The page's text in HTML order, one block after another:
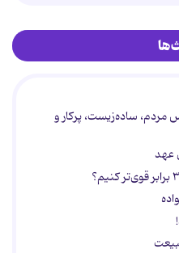
ساده‌زیست، پرکار و
عهد